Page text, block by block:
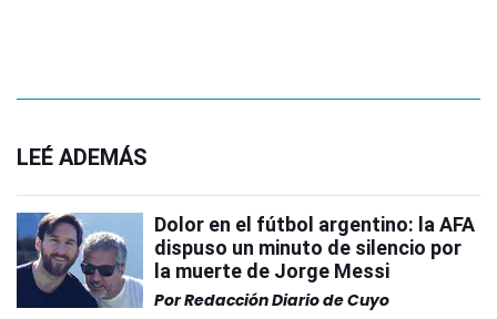
LEÉ ADEMÁS
Dolor en el fútbol argentino: la AFA
dispuso un minuto de silencio por
la muerte de Jorge Messi
PorRedacción Diario de Cuyo